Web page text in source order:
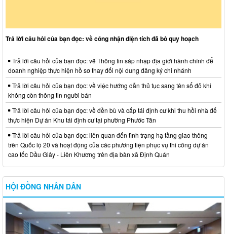
Trả lời câu hỏi của bạn đọc: về công nhận diện tích đã bỏ quy hoạch
Trả lời câu hỏi của bạn đọc: về Thông tin sáp nhập địa giới hành chính để
doanh nghiệp thực hiện hồ sơ thay đổi nội dung đăng ký chi nhánh
Trả lời câu hỏi của bạn đọc: về việc hướng dẫn thủ tục sang tên sổ đỏ khi
không còn thông tin người bán
Trả lời câu hỏi của bạn đọc: về đền bù và cấp tái định cư khi thu hồi nhà để
thực hiện Dự án Khu tái định cư tại phường Phước Tân
Trả lời câu hỏi của bạn đọc: liên quan đến tình trạng hạ tầng giao thông
trên Quốc lộ 20 và hoạt động của các phương tiện phục vụ thi công dự án
cao tốc Dầu Giây - Liên Khương trên địa bàn xã Định Quán
HỘI ĐỒNG NHÂN DÂN